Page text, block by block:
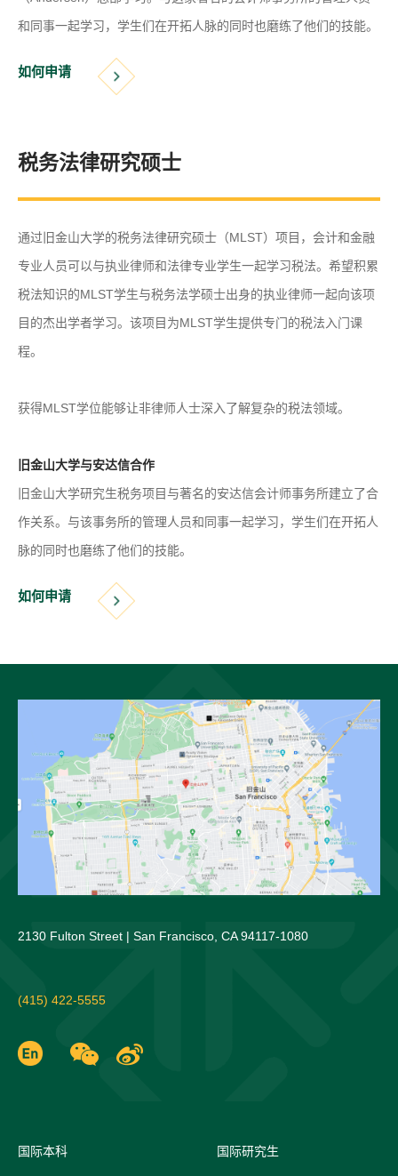
和同事一起学习，学生们在开拓人脉的同时也磨练了他们的技能。
如何申请
税务法律研究硕士
通过旧金山大学的税务法律研究硕士（MLST）项目，会计和金融
专业人员可以与执业律师和法律专业学生一起学习税法。希望积累
税法知识的MLST学生与税务法学硕士出身的执业律师一起向该项
目的杰出学者学习。该项目为MLST学生提供专门的税法入门课
程。
获得MLST学位能够让非律师人士深入了解复杂的税法领域。
旧金山大学与安达信合作
旧金山大学研究生税务项目与著名的安达信会计师事务所建立了合
作关系。与该事务所的管理人员和同事一起学习，学生们在开拓人
脉的同时也磨练了他们的技能。
如何申请
2130 Fulton Street | San Francisco, CA 94117-1080
(415) 422-5555
国际本科 国际研究生